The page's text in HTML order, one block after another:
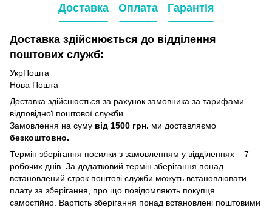
Доставка Оплата Гарантія
Доставка здійснюється до відділення
поштових служб:
УкрПошта
Нова Пошта
Доставка здійснюється за рахунок замовника за тарифами
відповідної поштової служби.
Замовлення на суму від 1500 грн. ми доставляємо
безкоштовно.
Термін зберігання посилки з замовленням у відділеннях – 7
робочих днів. За додатковий термін зберігання понад
встановлений строк поштові служби можуть встановлювати
плату за зберігання, про що повідомляють покупця
самостійно. Вартість зберігання понад вcтановлені поштовими